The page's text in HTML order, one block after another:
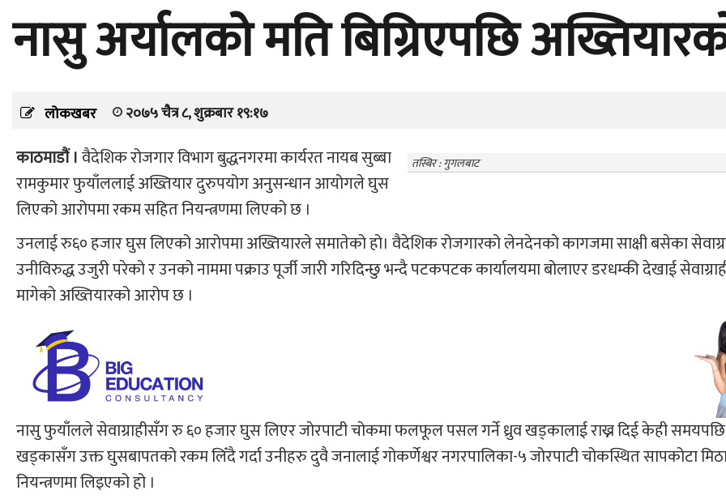
नासु अर्यालको मति बिग्रिएपछि
लोकखबर २०७५ चैत्र ८, शुक्रबार १९:१७
तस्बिर : गुगलबाट
काठमाडौं ।वैदेशिक रोजगार विभाग बुद्धनगरमा कार्यरत नायब सुब्बा
रामकुमार फुयाँललाई अख्तियार दुरुपयोग अनुसन्धान आयोगले घुस
लिएको आरोपमा रकम सहित नियन्त्रणमा लिएको छ ।
उनलाई रु६० हजार घुस लिएको आरोपमा अख्तियारले समातेको हो। वैदेशिक रोजगारको लेनदेनको कागजमा साक्षी बसेका
उनीविरुद्ध उजुरी परेको र उनको नाममा पक्राउ पूर्जी जारी गरिदिन्छु भन्दै पटकपटक कार्यालयमा बोलाएर डरधम्की देखाई
मागेको अख्तियारको आरोप छ ।
नासु फुयाँलले सेवाग्राहीसँग रु ६० हजार घुस लिएर जोरपाटी चोकमा फलफूल पसल गर्ने ध्रुव खड्कालाई राख्न दिई केही
खड्कासँग उक्त घुसबापतको रकम लिँदै गर्दा उनीहरु दुवै जनालाई गोकर्णेश्वर नगरपालिका-५ जोरपाटी चोकस्थित सापकोटा
नियन्त्रणमा लिइएको हो ।